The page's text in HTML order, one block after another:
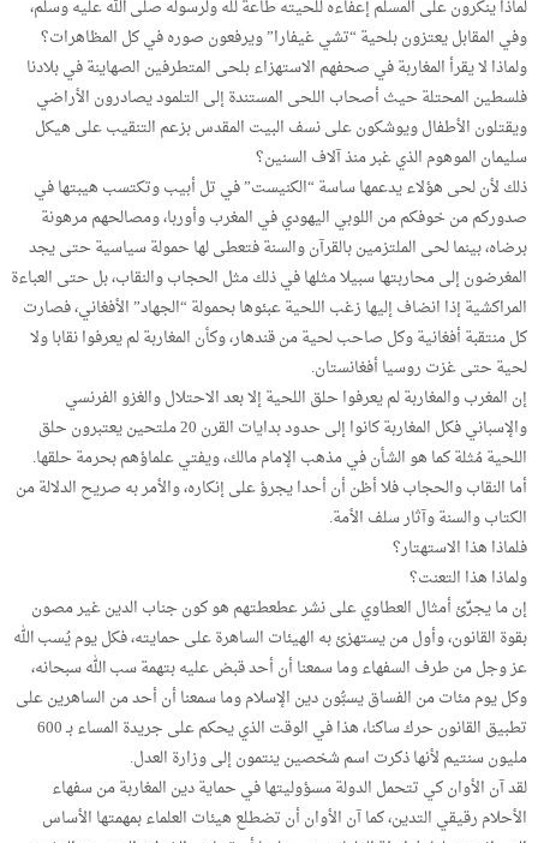
لماذا ينكرون على المسلم إعفاءه للحيته طاعة لله ولرسوله صلى الله عليه وسلم،
وفي المقابل يعتزون بلحية “تشي غيفارا” ويرفعون صوره في كل المظاهرات؟
ولماذا لا يقرأ المغاربة في صحفهم الاستهزاء بلحى المتطرفين الصهاينة في بلادنا
فلسطين المحتلة حيث أصحاب اللحى المستندة إلى التلمود يصادرون الأراضي
ويقتلون الأطفال ويوشكون على نسف البيت المقدس بزعم التنقيب على هيكل
سليمان الموهوم الذي غبر منذ آلاف السنين؟
ذلك لأن لحى هؤلاء يدعمها ساسة “الكنيست” في تل أبيب وتكتسب هيبتها في
صدوركم من خوفكم من اللوبي اليهودي في المغرب وأوربا، ومصالحهم مرهونة
برضاه، بينما لحى الملتزمين بالقرآن والسنة فتعطى لها حمولة سياسية حتى يجد
المغرضون إلى محاربتها سبيلا مثلها في ذلك مثل الحجاب والنقاب، بل حتى العباءة
المراكشية إذا انضاف إليها زغب اللحية عبئوها بحمولة “الجهاد” الأفغاني، فصارت
كل منتقبة أفغانية وكل صاحب لحية من قندهار، وكأن المغاربة لم يعرفوا نقابا ولا
لحية حتى غزت روسيا أفغانستان.
إن المغرب والمغاربة لم يعرفوا حلق اللحية إلا بعد الاحتلال والغزو الفرنسي
والإسباني فكل المغاربة كانوا إلى حدود بدايات القرن 20 ملتحين يعتبرون حلق
اللحية مُثلة كما هو الشأن في مذهب الإمام مالك، ويفتي علماؤهم بحرمة حلقها.
أما النقاب والحجاب فلا أظن أن أحدا يجرؤ على إنكاره، والأمر به صريح الدلالة من
الكتاب والسنة وآثار سلف الأمة.
فلماذا هذا الاستهتار؟
ولماذا هذا التعنت؟
إن ما يجرِّئ أمثال العطاوي على نشر عطعطتهم هو كون جناب الدين غير مصون
بقوة القانون، وأول من يستهزئ به الهيئات الساهرة على حمايته، فكل يوم يُسب الله
عز وجل من طرف السفهاء وما سمعنا أن أحد قبض عليه بتهمة سب الله سبحانه،
وكل يوم مئات من الفساق يسبُّون دين الإسلام وما سمعنا أن أحد من الساهرين على
تطبيق القانون حرك ساكنا، هذا في الوقت الذي يحكم على جريدة المساء بـ 600
مليون سنتيم لأنها ذكرت اسم شخصين ينتمون إلى وزارة العدل.
لقد آن الأوان كي تتحمل الدولة مسؤوليتها في حماية دين المغاربة من سفهاء
الأحلام رقيقي التدين، كما آن الأوان أن تضطلع هيئات العلماء بمهمتها الأساس